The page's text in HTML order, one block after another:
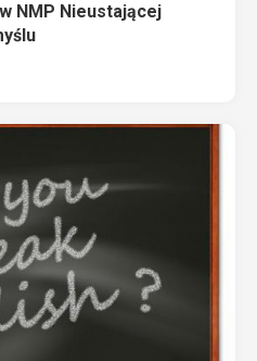
NMP Nieustającej